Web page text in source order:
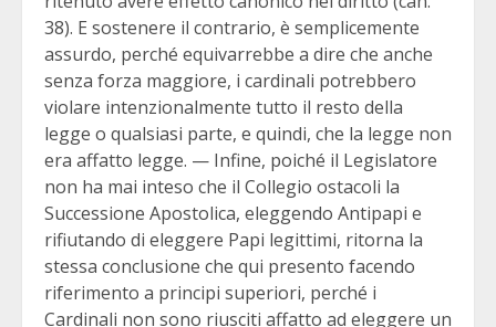
38). E sostenere il contrario, è semplicemente
assurdo, perché equivarrebbe a dire che anche
senza forza maggiore, i cardinali potrebbero
violare intenzionalmente tutto il resto della
legge o qualsiasi parte, e quindi, che la legge non
era affatto legge. — Infine, poiché il Legislatore
non ha mai inteso che il Collegio ostacoli la
Successione Apostolica, eleggendo Antipapi e
rifiutando di eleggere Papi legittimi, ritorna la
stessa conclusione che qui presento facendo
riferimento a principi superiori, perché i
Cardinali non sono riusciti affatto ad eleggere un